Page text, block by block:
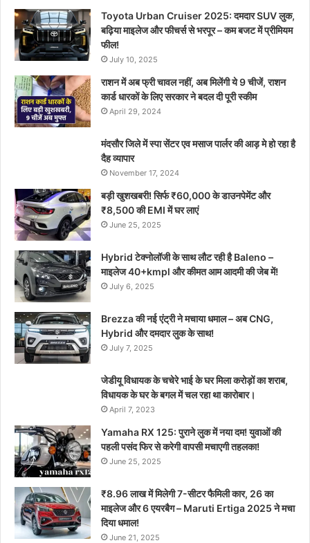
Toyota Urban Cruiser 2025: दमदार SUV लुक,
बढ़िया माइलेज और फीचर्स से भरपूर – कम बजट में प्रीमियम
फील!
July 10, 2025
राशन में अब फ्री चावल नहीं, अब मिलेंगी ये 9 चीजें, राशन
कार्ड धारकों के लिए सरकार ने बदल दी पूरी स्कीम
April 29, 2024
मंदसौर जिले में स्पा सेंटर एव मसाज पार्लर की आड़ मे हो रहा है
दैह व्यापार
November 17, 2024
बड़ी खुशखबरी! सिर्फ ₹60,000 के डाउनपेमेंट और
₹8,500 की EMI में घर लाएं
June 25, 2025
Hybrid टेक्नोलॉजी के साथ लौट रही है Baleno –
माइलेज 40+kmpl और कीमत आम आदमी की जेब में!
July 6, 2025
Brezza की नई एंट्री ने मचाया धमाल – अब CNG,
Hybrid और दमदार लुक के साथ!
July 7, 2025
जेडीयू विधायक के चचेरे भाई के घर मिला करोड़ों का शराब,
विधायक के घर के बगल में चल रहा था कारोबार।
April 7, 2023
Yamaha RX 125: पुराने लुक में नया दम! युवाओं की
पहली पसंद फिर से करेगी वापसी मचाएगी तहलका!
June 25, 2025
₹8.96 लाख में मिलेगी 7-सीटर फैमिली कार, 26 का
माइलेज और 6 एयरबैग – Maruti Ertiga 2025 ने मचा
दिया धमाल!
June 21, 2025